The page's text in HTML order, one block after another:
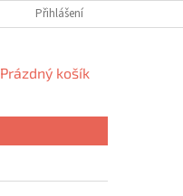
Přihlášení
NÁKUPNÍ
Prázdný košík